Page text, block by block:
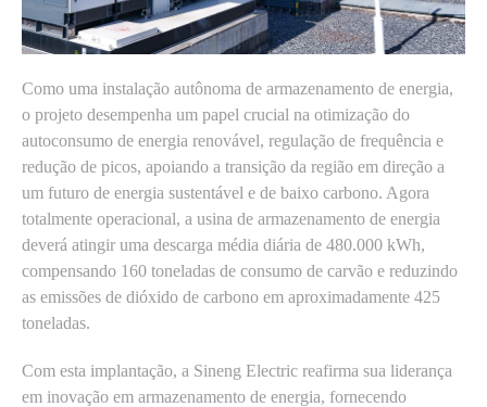
Como uma instalação autônoma de armazenamento de energia,
o projeto desempenha um papel crucial na otimização do
autoconsumo de energia renovável, regulação de frequência e
redução de picos, apoiando a transição da região em direção a
um futuro de energia sustentável e de baixo carbono. Agora
totalmente operacional, a usina de armazenamento de energia
deverá atingir uma descarga média diária de 480.000 kWh,
compensando 160 toneladas de consumo de carvão e reduzindo
as emissões de dióxido de carbono em aproximadamente 425
toneladas.
Com esta implantação, a Sineng Electric reafirma sua liderança
em inovação em armazenamento de energia, fornecendo